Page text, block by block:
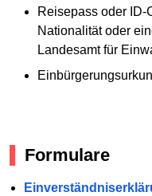
Reisepass oder ID-
Nationalität oder
Landesamt für
Formulare